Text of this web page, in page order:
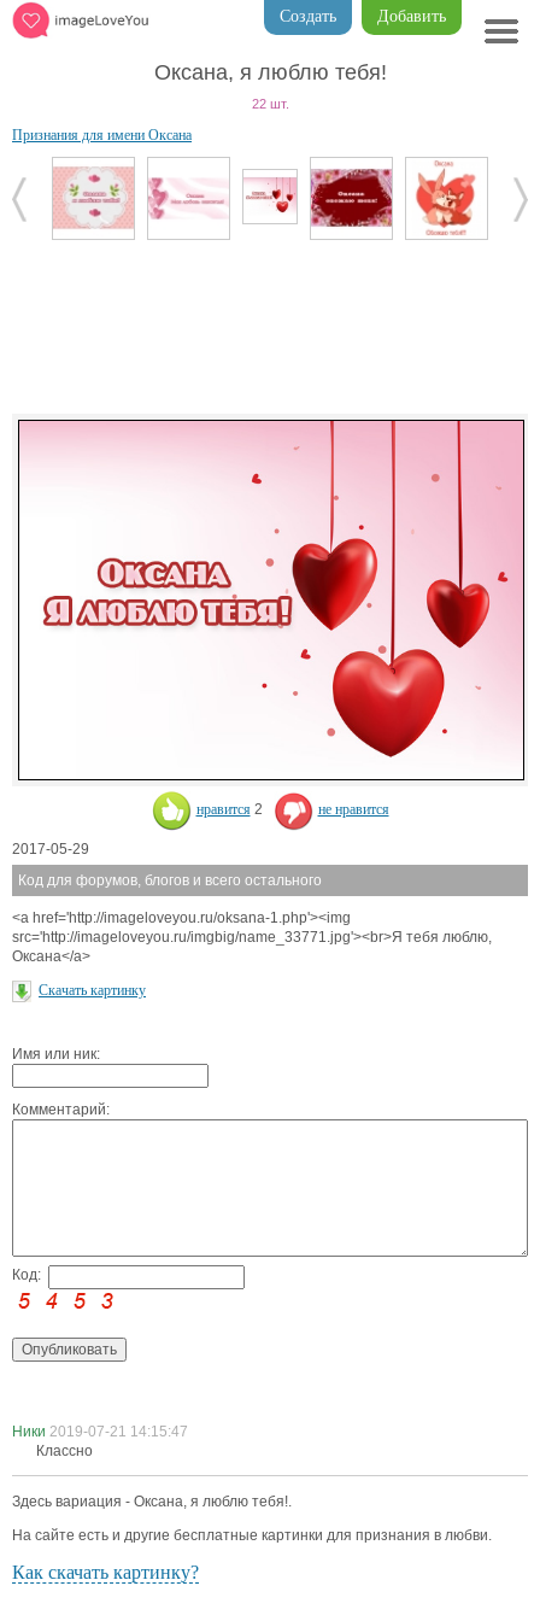
Добавить
Создать
Оксана, я люблю тебя!
22 шт.
Признания для имени Оксана
нравится 2 не нравится
2017-05-29
Код для форумов, блогов и всего остального
<a href='http://imageloveyou.ru/oksana-1.php'><img
src='http://imageloveyou.ru/imgbig/name_33771.jpg'><br>Я тебя люблю,
Оксана</a>
Скачать картинку
Имя или ник:
Комментарий:
Код:
Ники 2019-07-21 14:15:47
Классно
Здесь вариация - Оксана, я люблю тебя!.
На сайте есть и другие бесплатные картинки для признания в любви.
Как скачать картинку?